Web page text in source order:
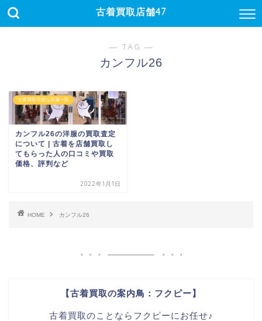
古着買取店舗47
― TAG ―
カンフル26
古着買取可能な店舗一覧
カンフル26の洋服の買取査定
について | 古着を店舗買取し
てもらった人の口コミや買取
価格、評判など
2022年1月1日
HOME カンフル26
【古着買取の案内鳥：フクピー】
古着買取のことならフクピーにお任せ♪